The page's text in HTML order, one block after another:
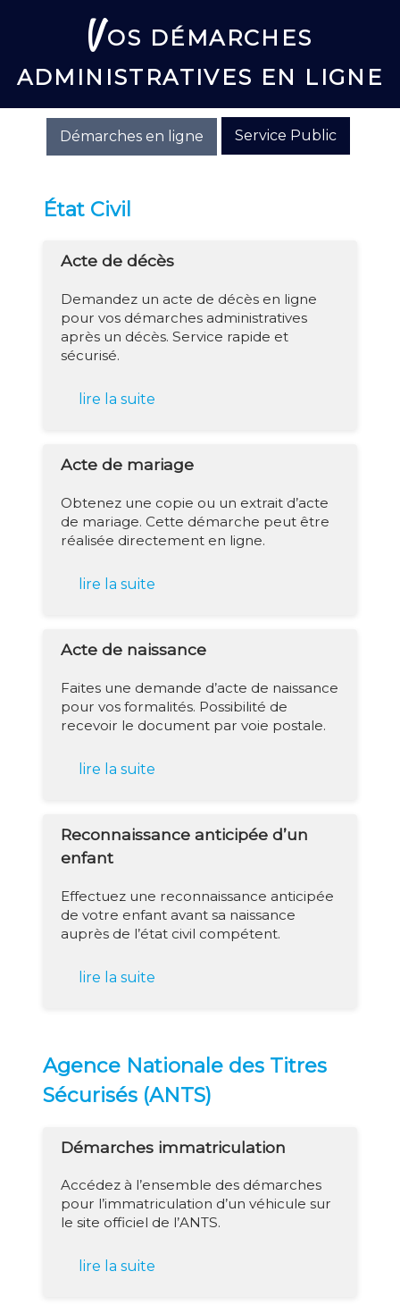
VOS DÉMARCHES
ADMINISTRATIVES EN LIGNE
Démarches en ligne Service Public
État Civil
Acte de décès
Demandez un acte de décès en ligne
pour vos démarches administratives
après un décès. Service rapide et
sécurisé.
lire la suite
Acte de mariage
Obtenez une copie ou un extrait d’acte
de mariage. Cette démarche peut être
réalisée directement en ligne.
lire la suite
Acte de naissance
Faites une demande d’acte de naissance
pour vos formalités. Possibilité de
recevoir le document par voie postale.
lire la suite
Reconnaissance anticipée d’un
enfant
Effectuez une reconnaissance anticipée
de votre enfant avant sa naissance
auprès de l’état civil compétent.
lire la suite
Agence Nationale des Titres
Sécurisés (ANTS)
Démarches immatriculation
Accédez à l’ensemble des démarches
pour l’immatriculation d’un véhicule sur
le site officiel de l’ANTS.
lire la suite